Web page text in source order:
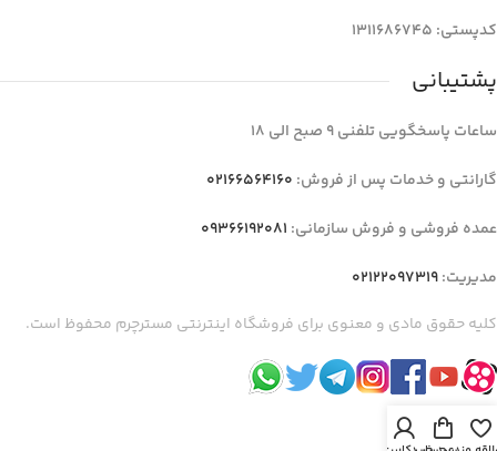
کدپستی: 1311686745
پشتیبانی
ساعات پاسخگویی تلفنی 9 صبح الی 18
گارانتی و خدمات پس از فروش: 02166564160
عمده فروشی و فروش سازمانی: 09366192081
مدیریت:02122097319
کلیه حقوق مادی و معنوی برای فروشگاه اینترنتی مسترچرم محفوظ است.